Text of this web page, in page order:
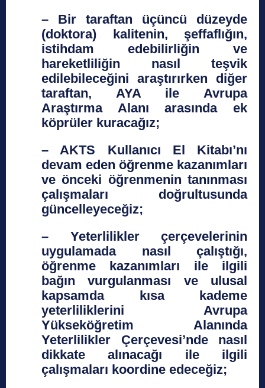
– Bir taraftan üçüncü düzeyde
(doktora) kalitenin, şeffaflığın,
istihdam edebilirliğin ve
hareketliliğin nasıl teşvik
edilebileceğini araştırırken diğer
taraftan, AYA ile Avrupa
Araştırma Alanı arasında ek
köprüler kuracağız;
– AKTS Kullanıcı El Kitabı’nı
devam eden öğrenme kazanımları
ve önceki öğrenmenin tanınması
çalışmaları doğrultusunda
güncelleyeceğiz;
– Yeterlilikler çerçevelerinin
uygulamada nasıl çalıştığı,
öğrenme kazanımları ile ilgili
bağın vurgulanması ve ulusal
kapsamda kısa kademe
yeterliliklerini Avrupa
Yükseköğretim Alanında
Yeterlilikler Çerçevesi’nde nasıl
dikkate alınacağı ile ilgili
çalışmaları koordine edeceğiz;